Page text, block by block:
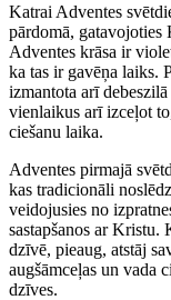
Katrai Adventes
pārdomā, gatavojoties
Adventes krāsa ir
ka tas ir gavēņa laiks.
izmantota arī
vienlaikus arī izceļot
ciešanu laika.
Adventes pirmajā
kas tradicionāli
veidojusies no
sastapšanos ar
dzīvē, pieaug, atstāj
augšāmceļas un vada
dzīves.